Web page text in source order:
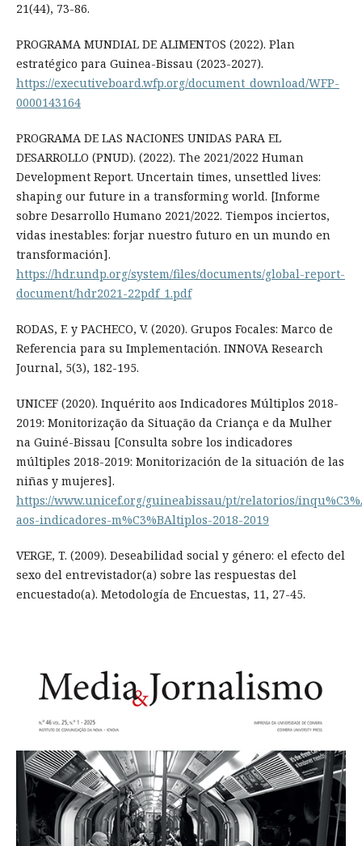
21(44), 73-86.
PROGRAMA MUNDIAL DE ALIMENTOS (2022). Plan
estratégico para Guinea-Bissau (2023-2027).
https://executiveboard.wfp.org/document_download/WFP-
0000143164
PROGRAMA DE LAS NACIONES UNIDAS PARA EL
DESARROLLO (PNUD). (2022). The 2021/2022 Human
Development Report. Uncertain times, unsettled lives:
shaping our future in a transforming world. [Informe
sobre Desarrollo Humano 2021/2022. Tiempos inciertos,
vidas inestables: forjar nuestro futuro en un mundo en
transformación].
https://hdr.undp.org/system/files/documents/global-report-
document/hdr2021-22pdf_1.pdf
RODAS, F. y PACHECO, V. (2020). Grupos Focales: Marco de
Referencia para su Implementación. INNOVA Research
Journal, 5(3), 182-195.
UNICEF (2020). Inquérito aos Indicadores Múltiplos 2018-
2019: Monitorização da Situação da Criança e da Mulher
na Guiné-Bissau [Consulta sobre los indicadores
múltiples 2018-2019: Monitorización de la situación de las
niñas y mujeres].
https://www.unicef.org/guineabissau/pt/relatorios/
aos-indicadores-m%C3%BAltiplos-2018-2019
VERGE, T. (2009). Deseabilidad social y género: el efecto del
sexo del entrevistador(a) sobre las respuestas del
encuestado(a). Metodología de Encuestas, 11, 27-45.